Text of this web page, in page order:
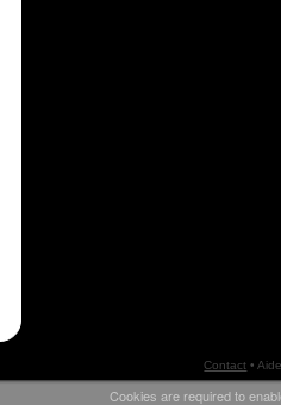
Contact •
Cookies are required to